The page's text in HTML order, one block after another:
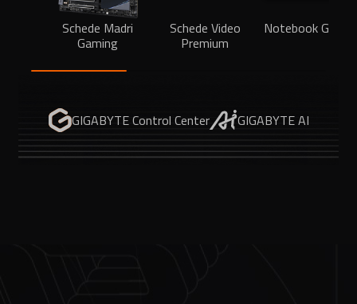
Schede Madri
Gaming
Schede Video
Premium
Notebook
GIGABYTE Control Center GIGABYTE AI